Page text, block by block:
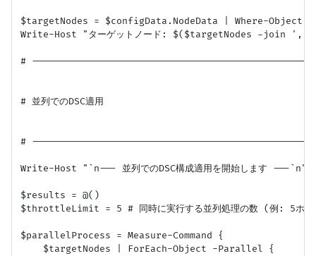
$targetNodes = $configData.NodeData | Where-Object
Write-Host "ターゲットノード: $($targetNodes -join ',
#
# 並列でのDSC適用
#
Write-Host "`n--- 並列でのDSC構成適用を開始します ---`n"
$results = @()
$throttleLimit = 5 # 同時に実行する並列処理の数 (例: 5ホス
$parallelProcess = Measure-Command {
    $targetNodes | ForEach-Object -Parallel {